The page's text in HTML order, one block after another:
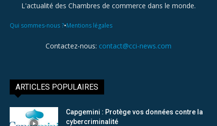
L'actualité des Chambres de commerce dans le monde.
Qui sommes-nous ?•Mentions légales
Contactez-nous: contact@cci-news.com
ARTICLES POPULAIRES
Capgemini : Protège vos données contre la
cybercriminalité